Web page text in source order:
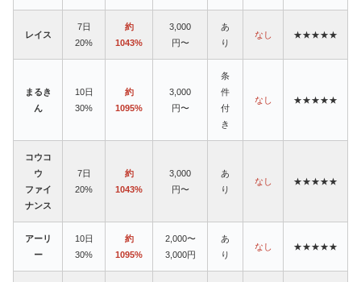
レイス
7日
20%
約
1043%
3,000
円〜
あ
り
なし ★★★★★
まるき
ん
10日
30%
約
1095%
3,000
円〜
条
件
付
き
なし ★★★★★
コウコ
ウ
ファイ
ナンス
7日
20%
約
1043%
3,000
円〜
あ
り
なし ★★★★★
アーリ
ー
10日
30%
約
1095%
2,000〜
3,000円
あ
り
なし ★★★★★